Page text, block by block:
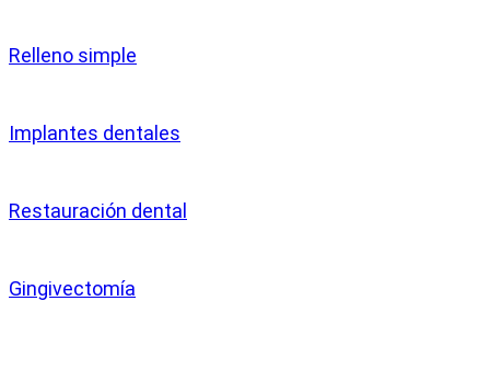
Relleno simple
Implantes dentales
Restauración dental
Gingivectomía